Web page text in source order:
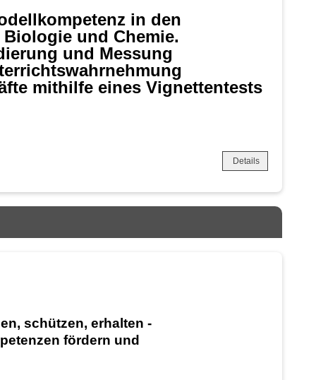
in den
und Chemie.
und Messung
mithilfe eines Vignettentests
Details
schützen, erhalten -
fördern und